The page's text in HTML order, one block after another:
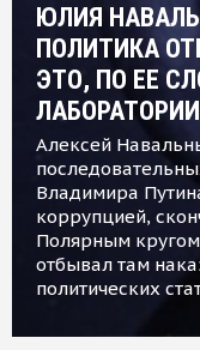
ЮЛИЯ
ПОЛИТИКА
ЭТО, ПО ЕЕ
ЛАБОРАТОРИИ
Алексей
Владимира
коррупцией,
Полярным
отбывал там
политических